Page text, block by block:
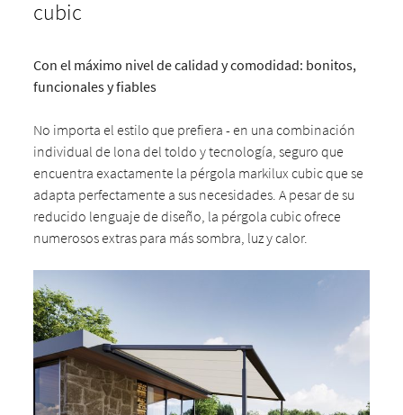
cubic
Con el máximo nivel de calidad y comodidad: bonitos,
funcionales y fiables
No importa el estilo que prefiera - en una combinación
individual de lona del toldo y tecnología, seguro que
encuentra exactamente la pérgola markilux cubic que se
adapta perfectamente a sus necesidades. A pesar de su
reducido lenguaje de diseño, la pérgola cubic ofrece
numerosos extras para más sombra, luz y calor.